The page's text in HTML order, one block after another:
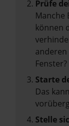
Prüfe
Manche
können
Fenster?
Starte
Das
Stelle